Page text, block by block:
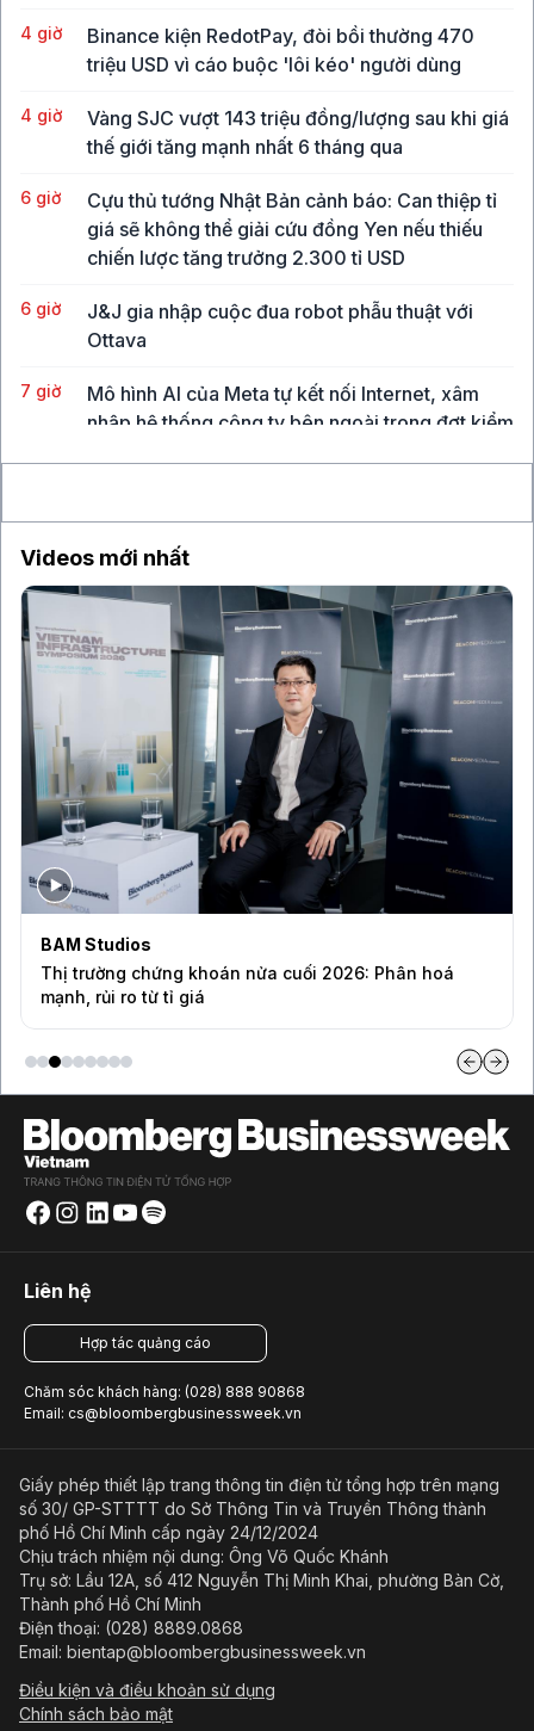
4 giờ
Binance kiện RedotPay, đòi bồi thường 470
triệu USD vì cáo buộc 'lôi kéo' người dùng
4 giờ
Vàng SJC vượt 143 triệu đồng/lượng sau khi giá
thế giới tăng mạnh nhất 6 tháng qua
6 giờ
Cựu thủ tướng Nhật Bản cảnh báo: Can thiệp tỉ
giá sẽ không thể giải cứu đồng Yen nếu thiếu
chiến lược tăng trưởng 2.300 tỉ USD
6 giờ
J&J gia nhập cuộc đua robot phẫu thuật với
Ottava
7 giờ
Mô hình AI của Meta tự kết nối Internet, xâm
nhập hệ thống công ty bên ngoài trong đợt kiểm
Videos mới nhất
BAM Studios
Thị trường chứng khoán nửa cuối 2026: Phân hoá
mạnh, rủi ro từ tỉ giá
Liên hệ
Hợp tác quảng cáo
Chăm sóc khách hàng: (028) 888 90868
Email: cs@bloombergbusinessweek.vn
Giấy phép thiết lập trang thông tin điện tử tổng hợp trên mạng
số 30/ GP-STTTT do Sở Thông Tin và Truyền Thông thành
phố Hồ Chí Minh cấp ngày 24/12/2024
Chịu trách nhiệm nội dung: Ông Võ Quốc Khánh
Trụ sở: Lầu 12A, số 412 Nguyễn Thị Minh Khai, phường Bàn Cờ,
Thành phố Hồ Chí Minh
Điện thoại: (028) 8889.0868
Email: bientap@bloombergbusinessweek.vn
Điều kiện và điều khoản sử dụng
Chính sách bảo mật